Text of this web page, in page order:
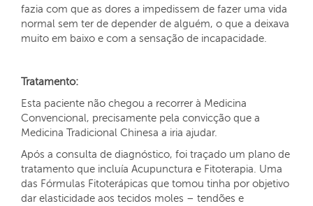
fazia com que as dores a impedissem de fazer uma vida
normal sem ter de depender de alguém, o que a deixava
muito em baixo e com a sensação de incapacidade.
Tratamento:
Esta paciente não chegou a recorrer à Medicina
Convencional, precisamente pela convicção que a
Medicina Tradicional Chinesa a iria ajudar.
Após a consulta de diagnóstico, foi traçado um plano de
tratamento que incluía Acupunctura e Fitoterapia. Uma
das Fórmulas Fitoterápicas que tomou tinha por objetivo
dar elasticidade aos tecidos moles – tendões e